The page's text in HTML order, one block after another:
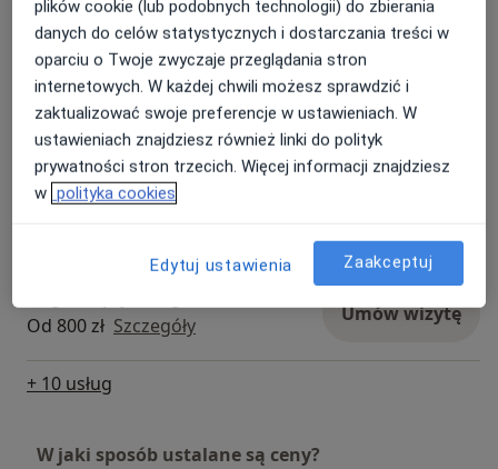
rodzinne w sytuacjach około rozwodowych. Na stałe
współpracuję z radcą prawnym. Prywatnie na co dzień
doświadczam każdego dnia bycia mamą nastolatków
oraz żoną. Wolny czas uwielbiam spędzać z rodziną,
przyjaciółmi oraz bardzo lubię tańczyć. Moją pasją są:
psychologia pozytywna, muzyka i podróże. Zapraszam,
Sylwia Kwiatkowska Psycholog, Certyfikowany
Psychoterapeuta Poznawczo - Behawioralny Godny
Konsultacja seksuologiczna
Od 150 zł Szczegóły Umów wizytę
Badania kierowców
Od 150 zł Szczegóły Umów wizytę
Badania na broń
Od 800 zł Szczegóły Umów wizytę
+ 10 usług
W jaki sposób ustalane są ceny?
plików cookie (lub podobnych technologii) do zbierania
danych do celów statystycznych i dostarczania treści w
oparciu o Twoje zwyczaje przeglądania stron
internetowych. W każdej chwili możesz sprawdzić i
zaktualizować swoje preferencje w ustawieniach. W
ustawieniach znajdziesz również linki do polityk
prywatności stron trzecich. Więcej informacji znajdziesz
w polityka cookies
Edytuj ustawienia Zaakceptuj